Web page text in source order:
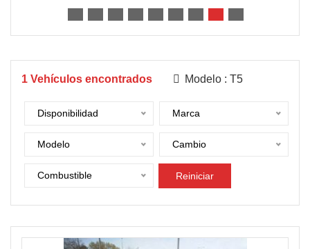
1 Vehículos encontrados Modelo : T5
Disponibilidad Marca
Modelo Cambio
Combustible Reiniciar